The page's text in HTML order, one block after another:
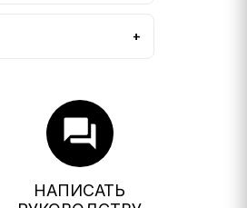
forum
НАПИСАТЬ